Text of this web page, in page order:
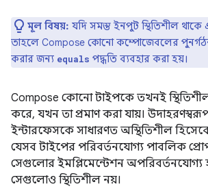
মূল বিষয়: যদি সমস্ত ইনপুট স্থিতিশীল থাকে
তাহলে Compose কোনো কম্পোজেবলের
করার জন্য equals পদ্ধতি ব্যবহার করা হয়।
Compose কোনো টাইপকে তখনই
করে, যখন তা প্রমাণ করা যায়।
ইন্টারফেসকে সাধারণত অস্থিতিশীল
যেসব টাইপের পরিবর্তনযোগ্য পাবলিক
সেগুলোর ইমপ্লিমেন্টেশন অপরিবর্তনযোগ্য
সেগুলোও স্থিতিশীল নয়।